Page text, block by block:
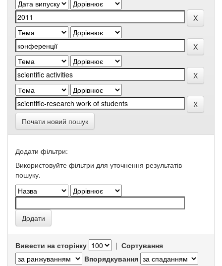
Почати новий пошук
Додати фільтри:
Використовуйте фільтри для уточнення результатів
пошуку.
Вивести на сторінку | Сортування
Впорядкування